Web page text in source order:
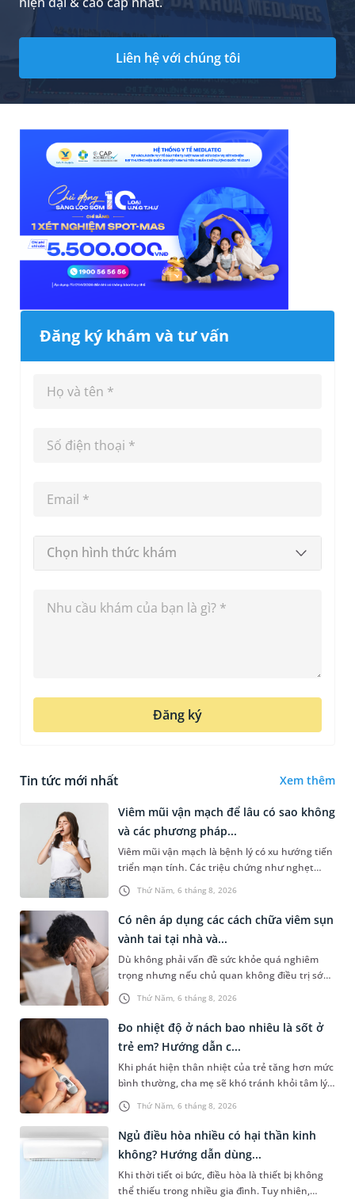
Liên hệ với chúng tôi
Đăng ký khám và tư vấn
Chọn hình thức khám
Đăng ký
Tin tức mới nhất Xem thêm
Thứ Năm, 6 tháng 8, 2026
Viêm mũi vận mạch để lâu có sao không
và các phương pháp...
Viêm mũi vận mạch là bệnh lý có xu hướng tiến
triển mạn tính. Các triệu chứng như nghẹt
mũi, chảy nước mũi thường xuyên khiến người
bệnh khó chịu. Tuy nhiên,...
Thứ Năm, 6 tháng 8, 2026
Có nên áp dụng các cách chữa viêm sụn
vành tai tại nhà và...
Dù không phải vấn đề sức khỏe quá nghiêm
trọng nhưng nếu chủ quan không điều trị sớm,
người bệnh có thể phải đối mặt với một số biến
chứng. Nếu chưa xuất hiệ...
Thứ Năm, 6 tháng 8, 2026
Đo nhiệt độ ở nách bao nhiêu là sốt ở
trẻ em? Hướng dẫn c...
Khi phát hiện thân nhiệt của trẻ tăng hơn mức
bình thường, cha mẹ sẽ khó tránh khỏi tâm lý
lo lắng. Tuy nhiên, không phải ai cũng biết đo
nhiệt độ ở nách bao...
Ngủ điều hòa nhiều có hại thần kinh
không? Hướng dẫn dùng...
Khi thời tiết oi bức, điều hòa là thiết bị không
thể thiếu trong nhiều gia đình. Tuy nhiên,